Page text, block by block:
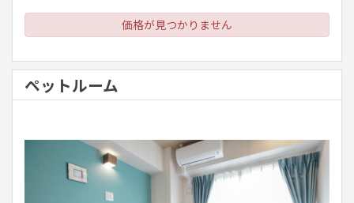
価格が見つかりません
ペットルーム